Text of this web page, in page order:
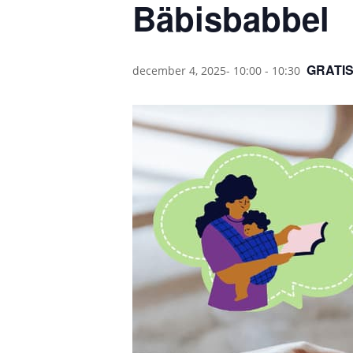
Bäbisbabbel
december 4, 2025- 10:00 - 10:30 GRATIS